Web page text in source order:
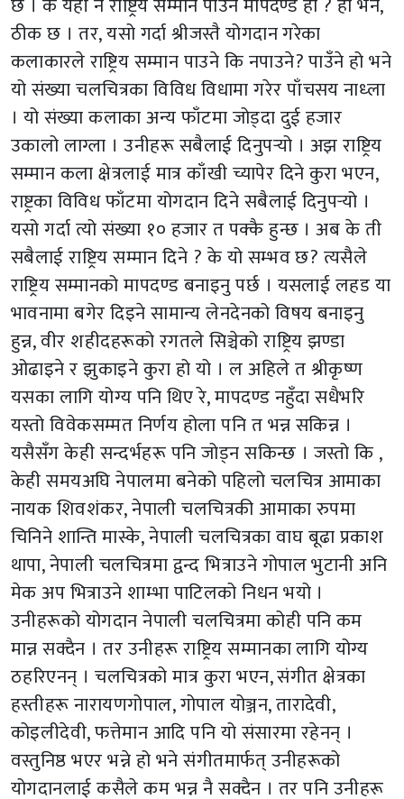
ठीक छ । तर, यसो गर्दा श्रीजस्तै योगदान गरेका
कलाकारले राष्ट्रिय सम्मान पाउने कि नपाउने? पाउँने हो भने
यो संख्या चलचित्रका विविध विधामा गरेर पाँचसय नाध्ला
। यो संख्या कलाका अन्य फाँटमा जोड्दा दुई हजार
उकालो लाग्ला । उनीहरू सबैलाई दिनुपऱ्यो । अझ राष्ट्रिय
सम्मान कला क्षेत्रलाई मात्र काँखी च्यापेर दिने कुरा भएन,
राष्ट्रका विविध फाँटमा योगदान दिने सबैलाई दिनुपर्‍यो ।
यसो गर्दा त्यो संख्या १० हजार त पक्कै हुन्छ । अब के ती
सबैलाई राष्ट्रिय सम्मान दिने ? के यो सम्भव छ? त्यसैले
राष्ट्रिय सम्मानको मापदण्ड बनाइनु पर्छ । यसलाई लहड या
भावनामा बगेर दिइने सामान्य लेनदेनको विषय बनाइनु
हुन्न, वीर शहीदहरूको रगतले सिञ्चेको राष्ट्रिय झण्डा
ओढाइने र झुकाइने कुरा हो यो । ल अहिले त श्रीकृष्ण
यसका लागि योग्य पनि थिए रे, मापदण्ड नहुँदा सधैभरि
यस्तो विवेकसम्मत निर्णय होला पनि त भन्न सकिन्न ।
यसैसँग केही सन्दर्भहरू पनि जोड्न सकिन्छ । जस्तो कि ,
केही समयअघि नेपालमा बनेको पहिलो चलचित्र आमाका
नायक शिवशंकर, नेपाली चलचित्रकी आमाका रुपमा
चिनिने शान्ति मास्के, नेपाली चलचित्रका वाघ बूढा प्रकाश
थापा, नेपाली चलचित्रमा द्वन्द भित्राउने गोपाल भुटानी अनि
मेक अप भित्राउने शाम्भा पाटिलको निधन भयो ।
उनीहरूको योगदान नेपाली चलचित्रमा कोही पनि कम
मान्न सक्दैन । तर उनीहरू राष्ट्रिय सम्मानका लागि योग्य
ठहरिएनन् । चलचित्रको मात्र कुरा भएन, संगीत क्षेत्रका
हस्तीहरू नारायणगोपाल, गोपाल योञ्जन, तारादेवी,
कोइलीदेवी, फत्तेमान आदि पनि यो संसारमा रहेनन् ।
वस्तुनिष्ठ भएर भन्ने हो भने संगीतमार्फत् उनीहरूको
योगदानलाई कसैले कम भन्न नै सक्दैन । तर पनि उनीहरू